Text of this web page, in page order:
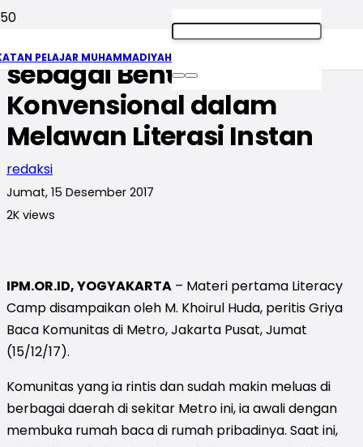
PELAJAR MUHAMMADIYAH
Griya Baca Komunitas
sebagai Bentuk Literasi
Konvensional dalam
Melawan Literasi Instan
redaksi
Jumat, 15 Desember 2017
2K views
IPM.OR.ID, YOGYAKARTA – Materi pertama Literacy
Camp disampaikan oleh M. Khoirul Huda, peritis Griya
Baca Komunitas di Metro, Jakarta Pusat, Jumat
(15/12/17).
Komunitas yang ia rintis dan sudah makin meluas di
berbagai daerah di sekitar Metro ini, ia awali dengan
membuka rumah baca di rumah pribadinya. Saat ini,